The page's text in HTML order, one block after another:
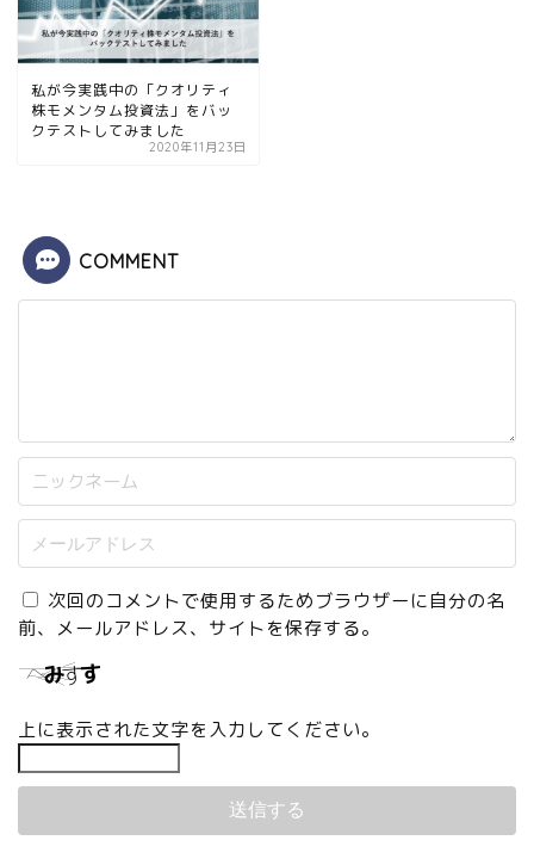
私が今実践中の「クオリティ
株モメンタム投資法」をバッ
クテストしてみました
2020年11月23日
COMMENT
次回のコメントで使用するためブラウザーに自分の名
前、メールアドレス、サイトを保存する。
上に表示された文字を入力してください。